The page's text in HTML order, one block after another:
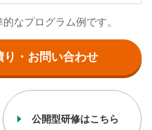
なプログラム例です。
り・お問い合わせ
公開型研修はこちら